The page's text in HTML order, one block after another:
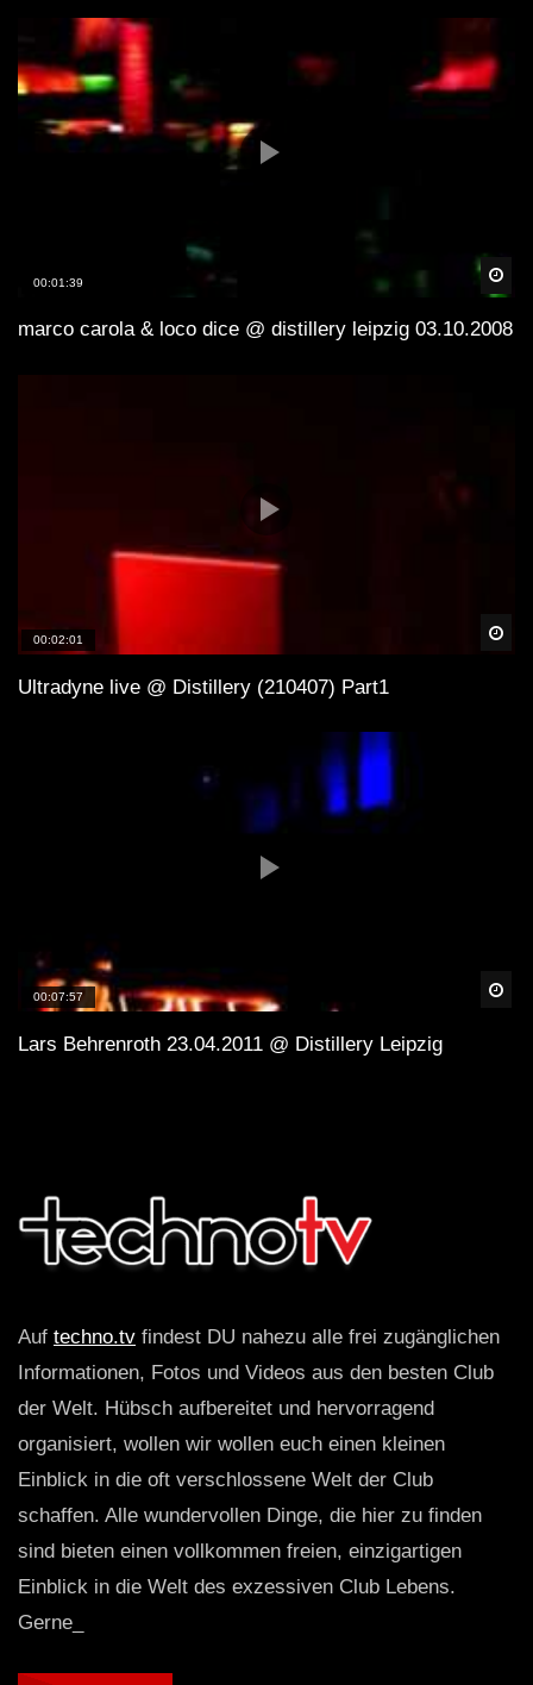
00:01:39
marco carola & loco dice @ distillery leipzig 03.10.2008
00:02:01
Ultradyne live @ Distillery (210407) Part1
00:07:57
Lars Behrenroth 23.04.2011 @ Distillery Leipzig
Auf techno.tv findest DU nahezu alle frei zugänglichen
Informationen, Fotos und Videos aus den besten Club
der Welt. Hübsch aufbereitet und hervorragend
organisiert, wollen wir wollen euch einen kleinen
Einblick in die oft verschlossene Welt der Club
schaffen. Alle wundervollen Dinge, die hier zu finden
sind bieten einen vollkommen freien, einzigartigen
Einblick in die Welt des exzessiven Club Lebens.
Gerne_